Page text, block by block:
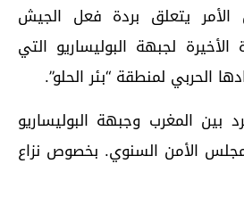
يتعلق بردة فعل الجيش
لجبهة البوليساريو التي
الحربي لمنطقة “بئر الحلو”.
بين المغرب وجبهة البوليساريو
الأمن السنوي. بخصوص نزاع